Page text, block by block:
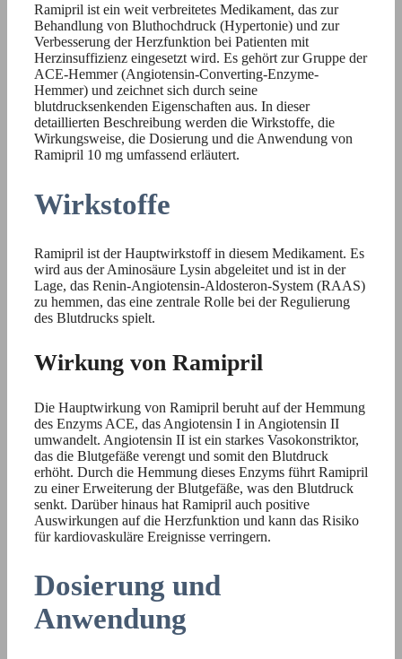
Ramipril ist ein weit verbreitetes Medikament, das zur
Behandlung von Bluthochdruck (Hypertonie) und zur
Verbesserung der Herzfunktion bei Patienten mit
Herzinsuffizienz eingesetzt wird. Es gehört zur Gruppe der
ACE-Hemmer (Angiotensin-Converting-Enzyme-
Hemmer) und zeichnet sich durch seine
blutdrucksenkenden Eigenschaften aus. In dieser
detaillierten Beschreibung werden die Wirkstoffe, die
Wirkungsweise, die Dosierung und die Anwendung von
Ramipril 10 mg umfassend erläutert.
Wirkstoffe
Ramipril ist der Hauptwirkstoff in diesem Medikament. Es
wird aus der Aminosäure Lysin abgeleitet und ist in der
Lage, das Renin-Angiotensin-Aldosteron-System (RAAS)
zu hemmen, das eine zentrale Rolle bei der Regulierung
des Blutdrucks spielt.
Wirkung von Ramipril
Die Hauptwirkung von Ramipril beruht auf der Hemmung
des Enzyms ACE, das Angiotensin I in Angiotensin II
umwandelt. Angiotensin II ist ein starkes Vasokonstriktor,
das die Blutgefäße verengt und somit den Blutdruck
erhöht. Durch die Hemmung dieses Enzyms führt Ramipril
zu einer Erweiterung der Blutgefäße, was den Blutdruck
senkt. Darüber hinaus hat Ramipril auch positive
Auswirkungen auf die Herzfunktion und kann das Risiko
für kardiovaskuläre Ereignisse verringern.
Dosierung und
Anwendung